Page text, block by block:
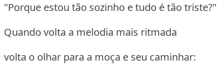
"Porque estou tão sozinho e tudo é tão triste?"
Quando volta a melodia mais ritmada
volta o olhar para a moça e seu caminhar: